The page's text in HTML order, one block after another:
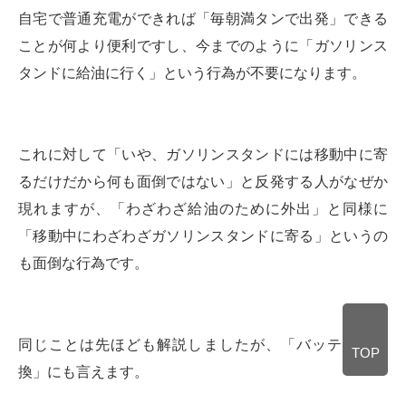
自宅で普通充電ができれば「毎朝満タンで出発」できる
ことが何より便利ですし、今までのように「ガソリンス
タンドに給油に行く」という行為が不要になります。
これに対して「いや、ガソリンスタンドには移動中に寄
るだけだから何も面倒ではない」と反発する人がなぜか
現れますが、「わざわざ給油のために外出」と同様に
「移動中にわざわざガソリンスタンドに寄る」というの
も面倒な行為です。
同じことは先ほども解説しましたが、「バッテリー交
換」にも言えます。
TOP